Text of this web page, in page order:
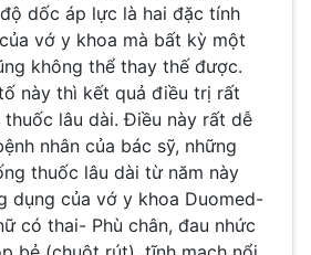
dốc áp lực là hai đặc tính
vớ y khoa mà bất kỳ một
không thể thay thế được.
này thì kết quả điều trị rất
thuốc lâu dài. Điều này rất dễ
nhân của bác sỹ, những
thuốc lâu dài từ năm này
dụng của vớ y khoa Duomed-
có thai- Phù chân, đau nhức